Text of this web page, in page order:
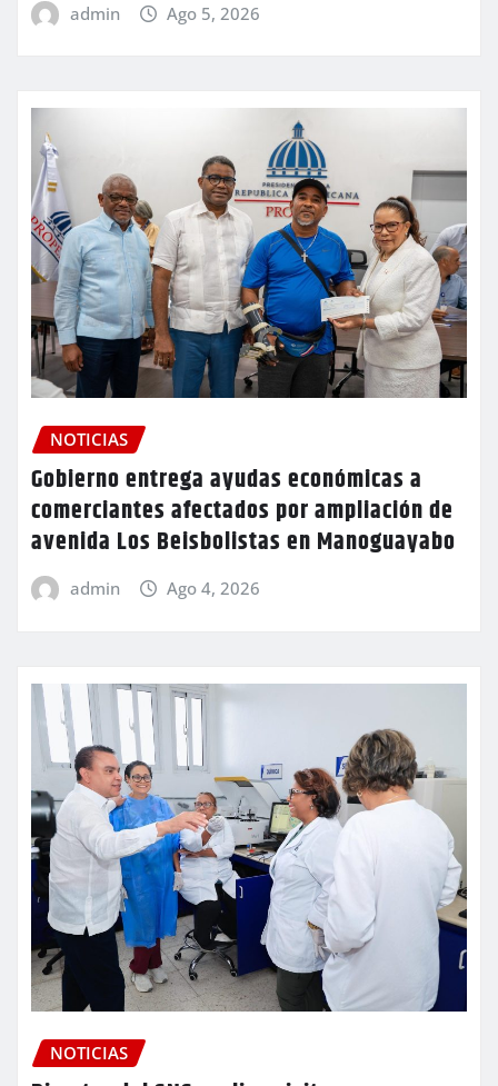
admin Ago 5, 2026
NOTICIAS
Gobierno entrega ayudas económicas a
comerciantes afectados por ampliación de
avenida Los Beisbolistas en Manoguayabo
admin Ago 4, 2026
NOTICIAS